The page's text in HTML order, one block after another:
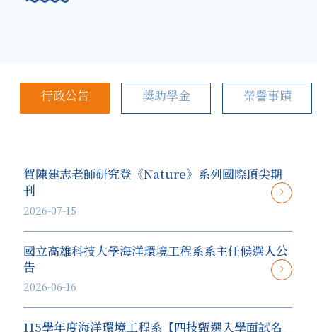
行政公告 獎助學金 榮譽事蹟
賀陳建志老師研究登《Nature》系列國際頂尖期
刊
2026-07-15
國立高雄科技大學海洋環境工程系系主任候選人公
告
2026-06-16
115學年度海洋環境工程系【四技甄選入學面試名